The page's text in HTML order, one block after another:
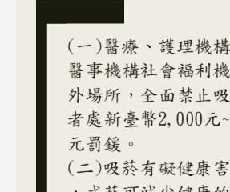
社區健康促進
健康醫院
無菸生活
戒菸門診